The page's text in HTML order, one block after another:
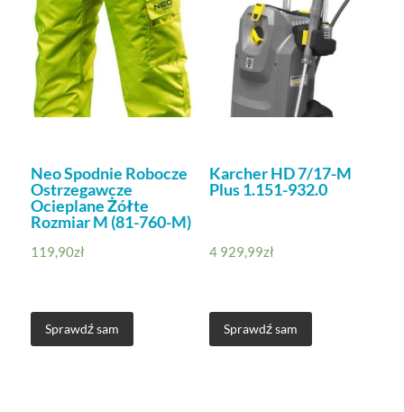
Neo Spodnie Robocze
Ostrzegawcze
Ocieplane Żółte
Rozmiar M (81-760-M)
119,90zł
Sprawdź sam
Karcher HD 7/17-M
Plus 1.151-932.0
4 929,99zł
Sprawdź sam